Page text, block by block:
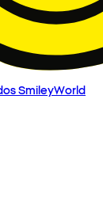
SmileyWorld